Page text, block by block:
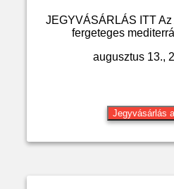
JEGYVÁSÁRLÁS ITT
fergeteges
augusztus 13.,
Jegyvásárlás